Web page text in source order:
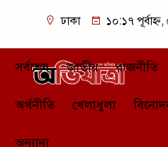
ঢাকা ১০:১৭
সর্বশেষ জাতীয় রাজনীতি
অর্থনীতি খেলাধুলা
অন্যান্য